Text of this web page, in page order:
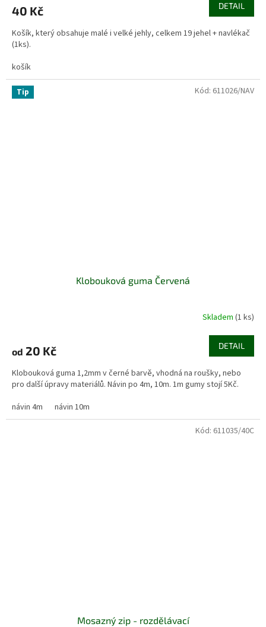
40 Kč DETAIL
Košík, který obsahuje malé i velké jehly, celkem 19 jehel + navlékač
(1ks).
košík
Tip
Klobouková guma Červená
Skladem (1 ks)
od 20 Kč DETAIL
Klobouková guma 1,2mm v černé barvě, vhodná na roušky, nebo
pro další úpravy materiálů. Návin po 4m, 10m. 1m gumy stojí 5Kč.
návin 4m
návin 10m
Kód: 611026/NAV
Mosazný zip - rozdělávací
Kód: 611035/40C